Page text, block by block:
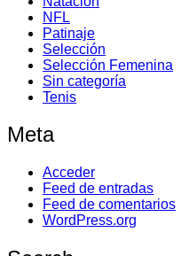
NFL
Patinaje
Selección
Selección Femenina
Sin categoría
Tenis
Meta
Acceder
Feed de entradas
Feed de comentarios
WordPress.org